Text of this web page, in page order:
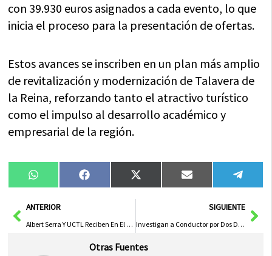
con 39.930 euros asignados a cada evento, lo que
inicia el proceso para la presentación de ofertas.
Estos avances se inscriben en un plan más amplio
de revitalización y modernización de Talavera de
la Reina, reforzando tanto el atractivo turístico
como el impulso al desarrollo académico y
empresarial de la región.
Compartir
en
WhatsAppCompartir
en
FacebookCompartir
en
X
(Twitter)
Compartir
en
Email
en
AntANTERIOR
Albert Serra Y UCTL Reciben En El Senado El Premio Nacional De Tauromaquia En Medio De Críticas A La «Censura» De Urtasun
SIGUIENTE
Investigan a Conductor por Dos Delitos de Alcoholemia en Menos de Seis Horas en la A-2 y Horche
Otras Fuentes